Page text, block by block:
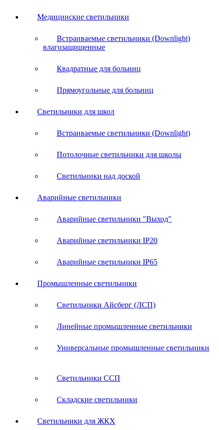
Медицинские светильники
Встраиваемые светильники (Downlight)
влагозащищенные
Квадратные для больниц
Прямоугольные для больниц
Светильники для школ
Встраиваемые светильники (Downlight)
Потолочные светильники для школы
Светильники над доской
Аварийные светильники
Аварийные светильники "Выход"
Аварийные светильники IP20
Аварийные светильники IP65
Промышленные светильники
Светильники Айсберг (ЛСП)
Линейные промышленные светильники
Универсальные промышленные светильники
Светильники ССП
Складские светильники
Светильники для ЖКХ